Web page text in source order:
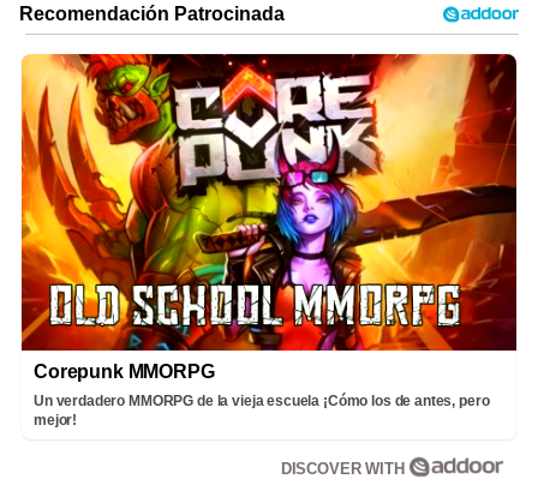
Corepunk MMORPG
Un verdadero MMORPG de la vieja escuela ¡Cómo los de antes, pero
mejor!
DISCOVER WITH